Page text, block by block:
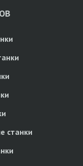
станки